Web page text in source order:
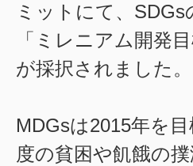
ミットにて、SDGs
「ミレニアム開発
が採択されました。
MDGsは2015年を
度の貧困や飢餓の